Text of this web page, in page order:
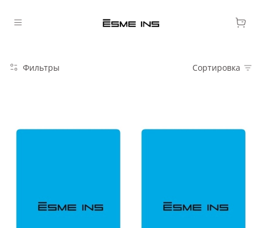
Фильтры Сортировка